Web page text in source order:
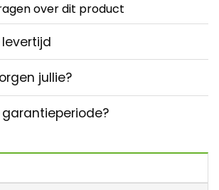
over dit product
jullie?